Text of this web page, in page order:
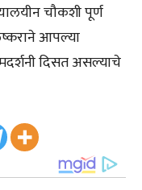
चौकशी पूर्ण
आपल्या
दिसत असल्याचे